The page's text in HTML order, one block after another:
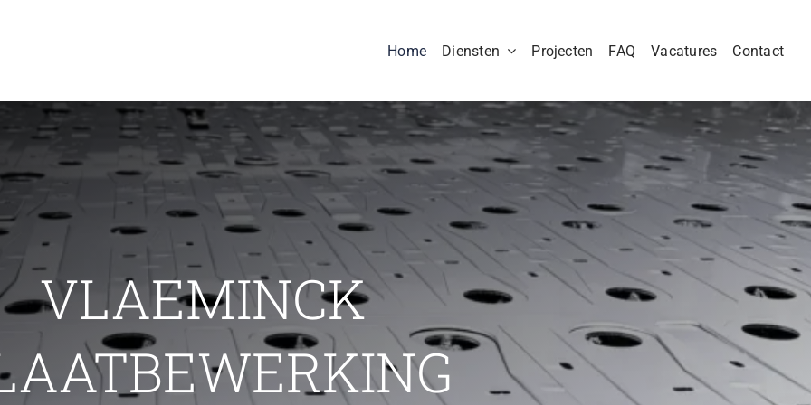
Home Diensten Projecten FAQ Vacatures Contact
VLAEMINCK